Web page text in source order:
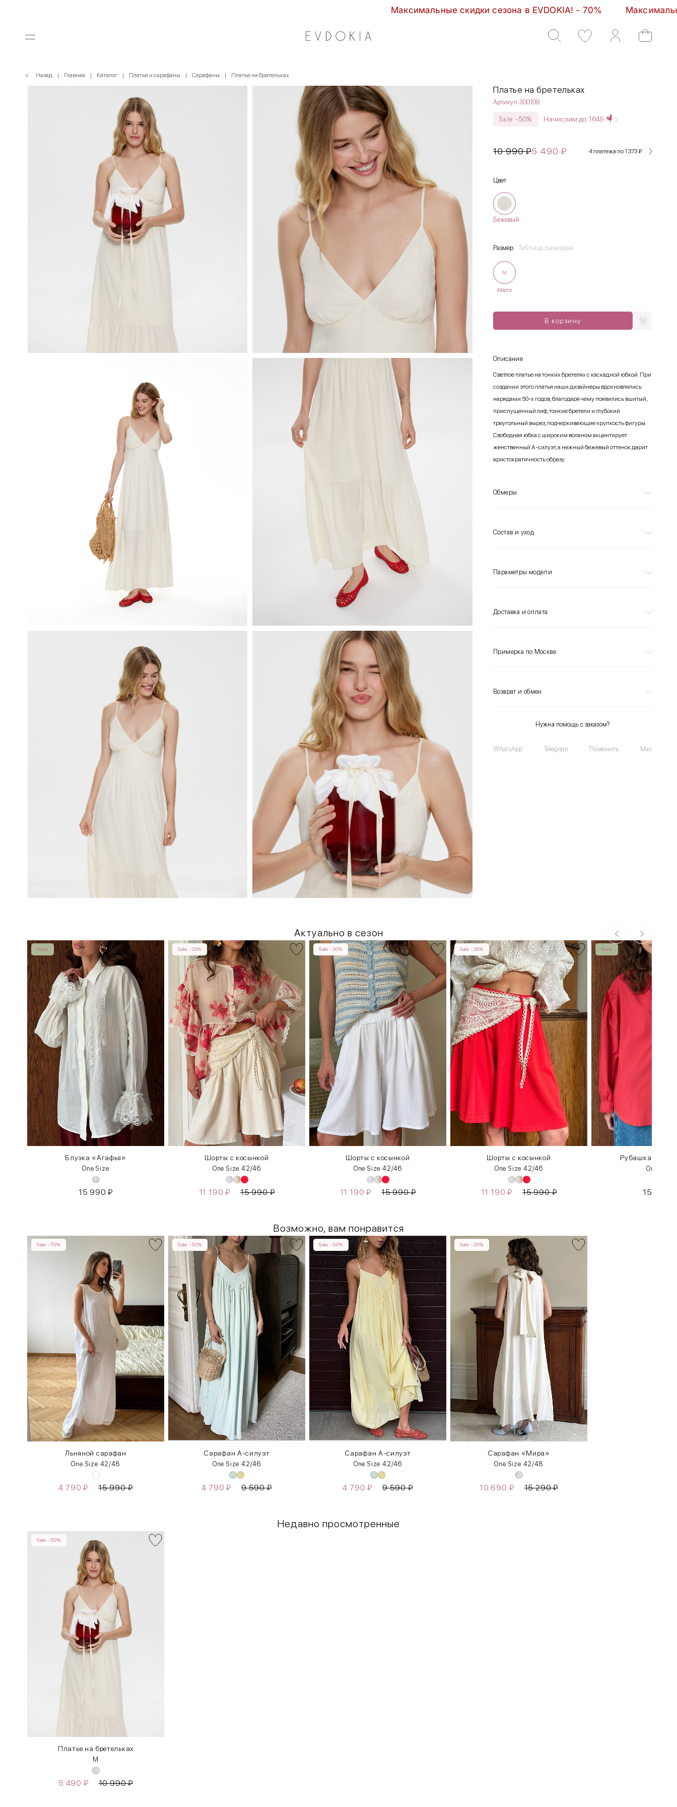
Максимальные скидки сезона в EVDOKIA! - 70%         Максимальные скидки сезона
< Назад Главная Каталог Платья и сарафаны Сарафаны Платье на бретельках
Платье на бретельках
Артикул 300109
Sale -50% Начислим до 1649
10 990₽5 490 ₽ 4 платежа по 1 373 ₽
Цвет
Бежевый
Размер Таблица размеров
M
Мало
В корзину
Описание
Светлое платье на тонких бретелях с каскадной юбкой. При
создании этого платья наши дизайнеры вдохновлялись
нарядами 50-х годов, благодаря чему появились вшитый,
приспущенный лиф, тонкие бретели и глубокий
треугольный вырез, подчеркивающие хрупкость фигуры.
Свободная юбка с широким воланом акцентирует
женственный А-силуэт, а нежный бежевый оттенок дарит
аристократичность образу.
Обмеры
Состав и уход
Параметры модели
Доставка и оплата
Примерка по Москве
Возврат и обмен
Нужна помощь с заказом?
WhatsApp Telegram Позвонить Max
Актуально в сезон
New
Блузка «Агафья»
One Size
15 990₽
Sale -30%
Шорты с косынкой
One Size 42/46
11 190₽ 15 990₽
Sale -30%
Шорты с косынкой
One Size 42/46
11 190₽ 15 990₽
Sale -30%
Шорты с косынкой
One Size 42/46
11 190₽ 15 990₽
New
Рубашка
One Size
15 990
Возможно, вам понравится
Sale -70%
Льняной сарафан
One Size 42/48
4 790₽ 15 990₽
Sale -50%
Сарафан А-силуэт
One Size 42/46
4 790₽ 9 590₽
Sale -50%
Сарафан А-силуэт
One Size 42/46
4 790₽ 9 590₽
Sale -30%
Сарафан «Мира»
One Size 42/48
10 690 ₽ 15 290₽
Недавно просмотренные
Sale -50%
Платье на бретельках
M
5 490 ₽ 10 990₽
40-42
42-44
Как правильно себя обмерить
Обхват груди (С)